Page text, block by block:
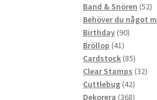
Band & Snören 5252
Behöver du något
Birthday 9090
Bröllop 4141
produkter
Cardstock 8585
Clear Stamps 3232
Cuttlebug 4242
Dekorera 368368